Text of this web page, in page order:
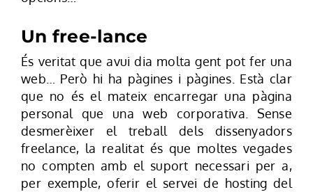
Un free-lance
És veritat que avui dia molta gent pot fer una
web… Però hi ha pàgines i pàgines. Està clar
que no és el mateix encarregar una pàgina
personal que una web corporativa. Sense
desmerèixer el treball dels dissenyadors
freelance, la realitat és que moltes vegades
no compten amb el suport necessari per a,
per exemple, oferir el servei de hosting del